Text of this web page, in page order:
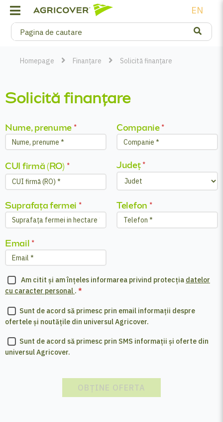
EN
Homepage Finanțare Solicită finanțare
Solicită finanțare
Nume, prenume * Companie *
CUI firmă (RO) * Județ *
Suprafața fermei * Telefon *
Email *
Am citit și am înțeles informarea privind protecția datelor
cu caracter personal . *
Sunt de acord să primesc prin email informații despre
ofertele și noutățile din universul Agricover.
Sunt de acord să primesc prin SMS informații și oferte din
universul Agricover.
OBȚINE OFERTA